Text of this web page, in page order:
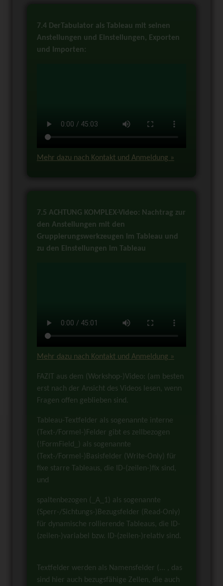
7.4 DerTabulator als Tableau mit seinen
Anstellungen und Einstellungen, Exporten
und Importen:
Mehr dazu nach Kontakt und Anmeldung »
7.5 ACHTUNG KOMPLEX-Video: Nachtrag zur
den Anstellungen mit den
Gruppierungswerkzeugen im Tableau und
zu den Einstellungen im Tableau
Mehr dazu nach Kontakt und Anmeldung »
FAZIT aus dem (Workshop-)Video: (am besten
erst nach der Ansicht des Videos lesen, wenn
Fragen offen geblieben sind.
Tableau-Textfelder als sogenannte interne
(Text-/Formel-)Felder gibt es zellbezogen
(!FormField_) als sogenannte
(Text-/Formel-)Basisfelder (Write-Only) für
fixe starre Tableaus, die ID-(zeilen-)fix sind,
und
spaltenbezogen (_A_1) als sogenannte
(Sperr-/Sichtungs-)Bezugsfelder (Read-Only)
für dynamische rollierende Tableaus, die ID-
(zeilen-)variabel bzw. ID-(zeilen-)relativ sind.
Textfelder werden als Namensfelder (... , das
sind hier auch bezugsfähige Zellen, die auch